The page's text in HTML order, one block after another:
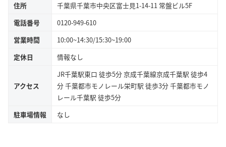
住所
千葉県千葉市中央区富士見1-14-11 常盤ビル5F
電話番号
0120-949-610
営業時間
10:00~14:30/15:30~19:00
定休日
情報なし
アクセス
JR千葉駅東口 徒歩5分 京成千葉線京成千葉駅 徒歩4
分 千葉都市モノレール栄町駅 徒歩3分 千葉都市モノ
レール千葉駅 徒歩5分
駐車場情報
なし